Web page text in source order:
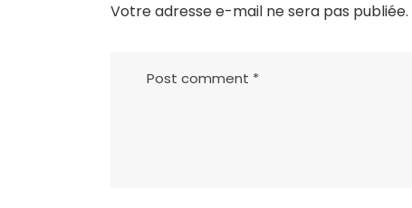
Votre adresse e-mail ne sera pas publiée.